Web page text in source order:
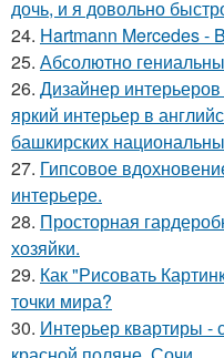
дочь, и я довольно
24. Hartmann Mercedes -
25. Абсолютно
26. Дизайнер
яркий интерьер в
башкирских
27. Гипсовое
интерьере.
28. Просторная
хозяйки.
29. Как "Рисовать
точки мира?
30. Интерьер квартиры -